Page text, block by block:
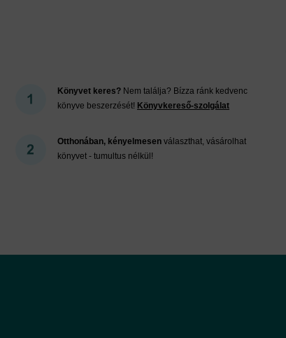
Könyvet keres? Nem találja? Bízza ránk kedvenc
könyve beszerzését! Könyvkereső-szolgálat
Otthonában, kényelmesen választhat, vásárolhat
könyvet - tumultus nélkül!